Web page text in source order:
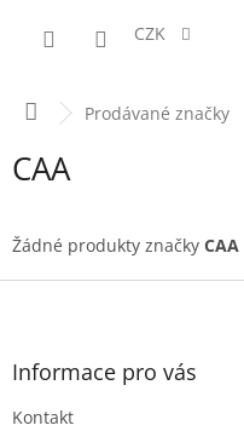
CZK
DomůProdávané značky
CAA
Žádné produkty značky CAA
Z
Informace pro vás
Kontakt